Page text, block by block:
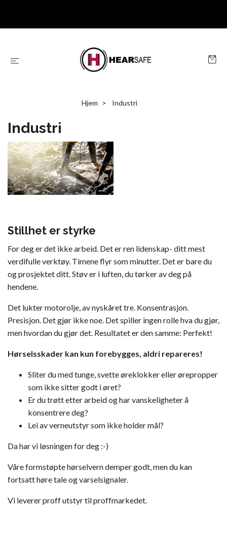
Hjem Industri
Industri
Stillhet er styrke
For deg er det ikke arbeid. Det er ren lidenskap- ditt mest
verdifulle verktøy. Timene flyr som minutter. Det er bare du
og prosjektet ditt. Støv er i luften, du tørker av deg på
hendene.
Det lukter motorolje, av nyskåret tre. Konsentrasjon.
Presisjon. Det gjør ikke noe. Det spiller ingen rolle hva du gjør,
men hvordan du gjør det. Resultatet er den samme: Perfekt!
Hørselsskader kan kun forebygges, aldri repareres!
Sliter du med tunge, svette øreklokker eller ørepropper
som ikke sitter godt i øret?
Er du trøtt etter arbeid og har vanskeligheter å
konsentrere deg?
Lei av verneutstyr som ikke holder mål?
Da har vi løsningen for deg :-)
Våre formstøpte hørselvern demper godt, men du kan
fortsatt høre tale og varselsignaler.
Vi leverer proff utstyr til proffmarkedet.